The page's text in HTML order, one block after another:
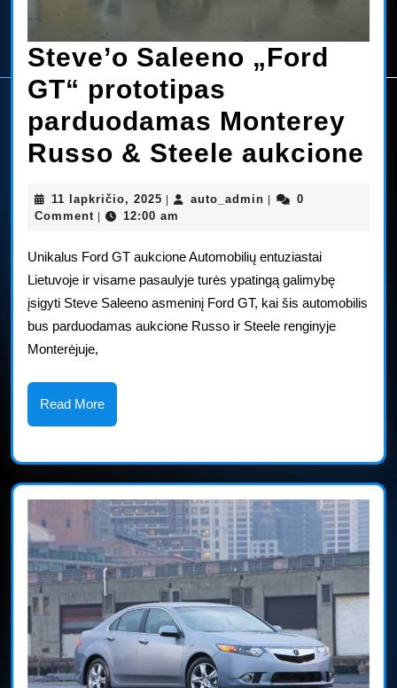
Steve’o Saleeno „Ford
GT“ prototipas
parduodamas Monterey
Russo & Steele aukcione
11 lapkričio, 2025 11
lapkričio,
| auto_admin auto_admin
|
0
Comment | 12:00 am
Unikalus Ford GT aukcione Automobilių entuziastai
Lietuvoje ir visame pasaulyje turės ypatingą galimybę
įsigyti Steve Saleeno asmeninį Ford GT, kai šis automobilis
bus parduodamas aukcione Russo ir Steele renginyje
Monterėjuje,
Read MoreRead
More